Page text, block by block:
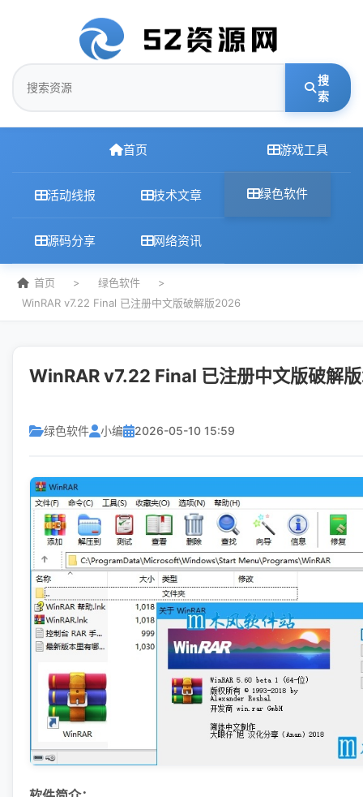
搜
索
首页 游戏工具
活动线报 技术文章 绿色软件
源码分享 网络资讯
首页 > 绿色软件
>
WinRAR v7.22 Final 已注册中文版破解版2026
WinRAR v7.22 Final 已注册中文版破解
绿色软件 小编 2026-05-10 15:59